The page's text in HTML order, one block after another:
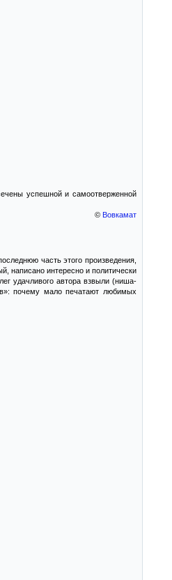
успешной и самоотверженной
© Вовкамат
часть этого произведения,
написано интересно и политически
удачливого автора взвыли (ниша-
почему мало печатают любимых